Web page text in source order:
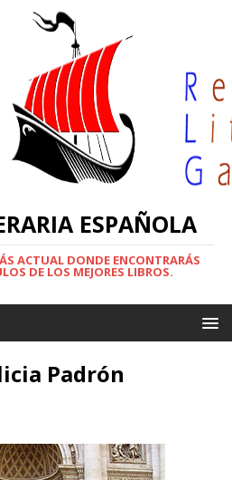
ESPAÑOLA
ACTUAL DONDE ENCONTRARÁS
DE LOS MEJORES LIBROS.
Padrón